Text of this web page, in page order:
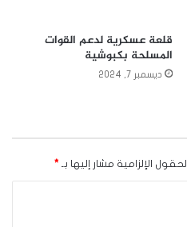
قلعة عسكرية لدعم القوات
المسلحة بكبوشية
ديسمبر 7, 2024
الحقول الإلزامية مشار إليها بـ *